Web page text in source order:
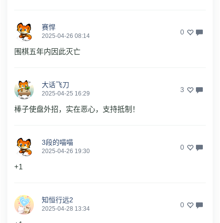
赛悍
2025-04-26 08:14 0
围棋五年内因此灭亡
大话飞刀
2025-04-25 16:29 3
棒子使盘外招，实在恶心，支持抵制！
3段的喵喵
2025-04-26 19:30 0
+1
知恒行远2
2025-04-28 13:34 0